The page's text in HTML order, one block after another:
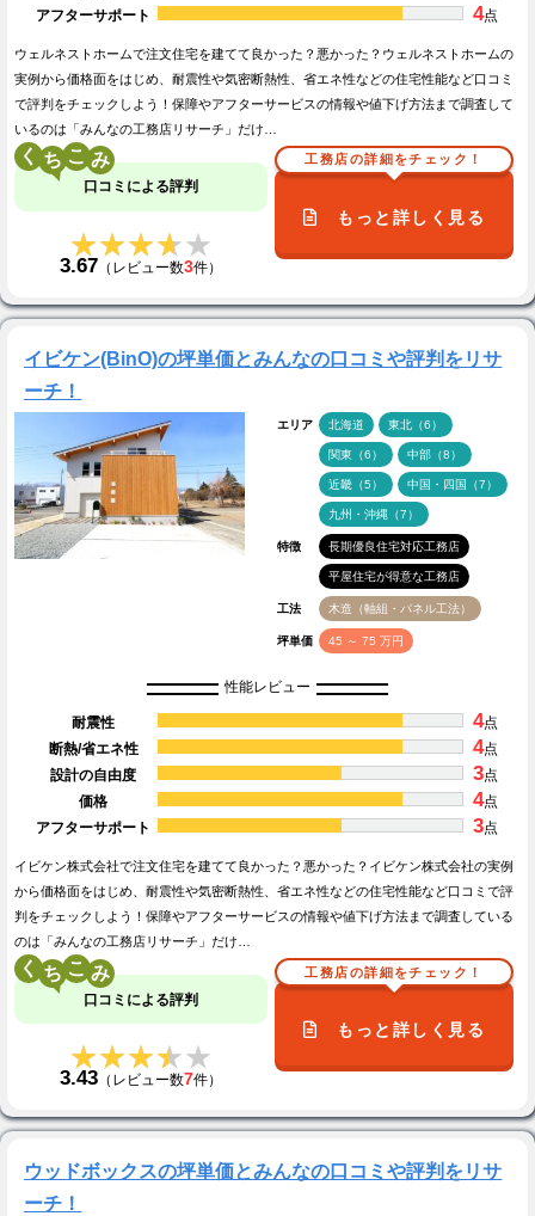
アフターサポート
4点
ウェルネストホームで注文住宅を建てて良かった？悪かった？ウェルネストホームの
実例から価格面をはじめ、耐震性や気密断熱性、省エネ性などの住宅性能など口コミ
で評判をチェックしよう！保障やアフターサービスの情報や値下げ方法まで調査して
いるのは「みんなの工務店リサーチ」だけ…
く こ
口コミによる評判
★★★★★
★★★★★
3.67 （レビュー数3件）
工務店の詳細をチェック！
もっと詳しく見る
イビケン(BinO)の坪単価とみんなの口コミや評判をリサ
ーチ！
エリア 北海道 東北（6）
関東（6） 中部（8）
近畿（5） 中国・四国（7）
九州・沖縄（7）
特徴 長期優良住宅対応工務店
平屋住宅が得意な工務店
工法 木造（軸組・パネル工法）
坪単価 45 ～ 75 万円
性能レビュー
耐震性 4点
断熱/省エネ性
4点
設計の自由度
3点
価格
4点
アフターサポート
3点
イビケン株式会社で注文住宅を建てて良かった？悪かった？イビケン株式会社の実例
から価格面をはじめ、耐震性や気密断熱性、省エネ性などの住宅性能など口コミで評
判をチェックしよう！保障やアフターサービスの情報や値下げ方法まで調査している
のは「みんなの工務店リサーチ」だけ…
く こ
口コミによる評判
★★★★★
★★★★★
3.43 （レビュー数7件）
工務店の詳細をチェック！
もっと詳しく見る
ウッドボックスの坪単価とみんなの口コミや評判をリサ
ーチ！